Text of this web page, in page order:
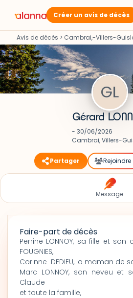
Créer un avis de décès
Avis de décès > Cambrai,-Villers-
Gérard
- 30/06/2026
Cambrai, Villers-
Partager Rejoindre
Message
Faire-part de décès
Perrine LONNOY, sa fille et
FOUGNIES,
Corinne DEDIEU, la maman de
Marc LONNOY, son neveu et
Claude
et toute la famille,